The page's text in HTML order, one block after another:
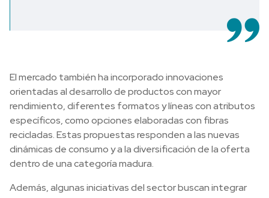
El mercado también ha incorporado innovaciones
orientadas al desarrollo de productos con mayor
rendimiento, diferentes formatos y líneas con atributos
específicos, como opciones elaboradas con fibras
recicladas. Estas propuestas responden a las nuevas
dinámicas de consumo y a la diversificación de la oferta
dentro de una categoría madura.
Además, algunas iniciativas del sector buscan integrar